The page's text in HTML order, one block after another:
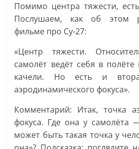
Помимо центра тяжести,
Послушаем, как об этом
фильме про Су-27:
«Центр тяжести.
самолёт ведёт себя в полёте
качели. Но есть и
аэродинамического фокуса».
Комментарий: Итак, точка
фокуса. Где она у самолёта
может быть такая точка у